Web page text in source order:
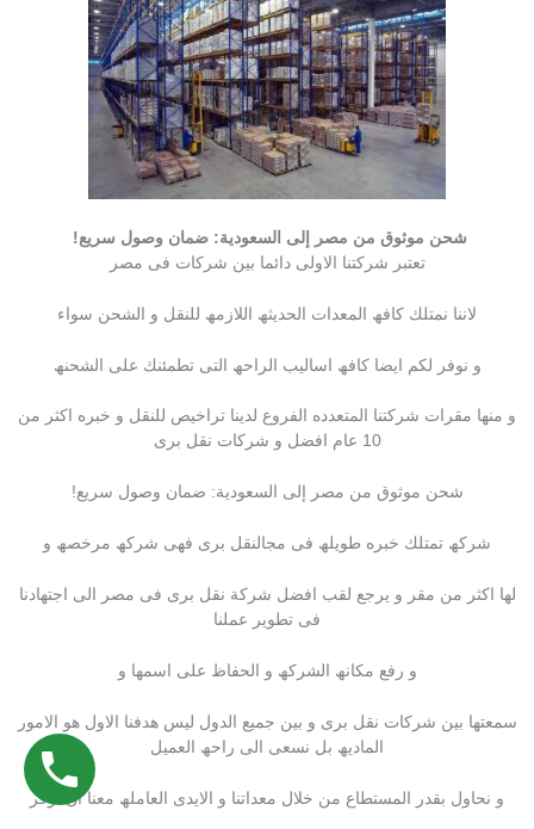
شحن موثوق من مصر إلى السعودية: ضمان وصول سريع!
تعتبر شركتنا الاولى دائما بین شركات فى مصر
لاننا نمتلك كافھ المعدات الحدیثھ اللازمھ للنقل و الشحن سواء
و نوفر لكم ایضا كافھ اسالیب الراحھ التى تطمئنك على الشحنھ
و منھا مقرات شركتنا المتعدده الفروع لدینا تراخیص للنقل و خبره اكثر من
10 عام افضل و شركات نقل برى
شحن موثوق من مصر إلى السعودية: ضمان وصول سريع!
شركھ تمتلك خبره طویلھ فى مجالنقل برى فھى شركھ مرخصھ و
لھا اكثر من مقر و یرجع لقب افضل شركة نقل برى فى مصر الى اجتھادنا
فى تطویر عملنا
و رفع مكانھ الشركھ و الحفاظ على اسمھا و
سمعتھا بین شركات نقل برى و بین جمیع الدول لیس ھدفنا الاول ھو الامور
المادیھ بل نسعى الى راحھ العمیل
و نحاول بقدر المستطاع من خلال معداتنا و الایدى العاملھ معنا ان نوفر